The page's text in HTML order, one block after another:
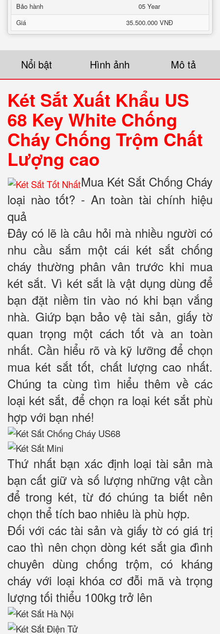
Bảo hành
05 Year
Giá
35.500.000 VNĐ
Nổi bật Hình ảnh Mô tả
Két Sắt Xuất Khẩu US
68 Key White Chống
Cháy Chống Trộm Chất
Lượng cao
Mua Két Sắt Chống Cháy
loại nào tốt? - An toàn tài chính hiệu
quả
Đây có lẽ là câu hỏi mà nhiều người có
nhu cầu sắm một cái két sắt chống
cháy thường phân vân trước khi mua
két sắt. Vì két sắt là vật dụng dùng để
bạn đặt niềm tin vào nó khi bạn vắng
nhà. Giứp bạn bảo vệ tài sản, giấy tờ
quan trọng một cách tốt và an toàn
nhất. Cần hiểu rõ và kỹ lưỡng để chọn
mua két sắt tốt, chất lượng cao nhất.
Chúng ta cùng tìm hiểu thêm về các
loại két sắt, để chọn ra loại két sắt phù
hợp với bạn nhé!
Thứ nhất bạn xác định loại tài sản mà
bạn cất giữ và số lượng những vật cần
để trong két, từ đó chúng ta biết nên
chọn thể tích bao nhiêu là phù hợp.
Đối với các tài sản và giấy tờ có giá trị
cao thì nên chọn dòng két sắt gia đình
chuyên dùng chống trộm, có kháng
cháy với loại khóa cơ đỗi mã và trọng
lượng tối thiểu 100kg trở lên